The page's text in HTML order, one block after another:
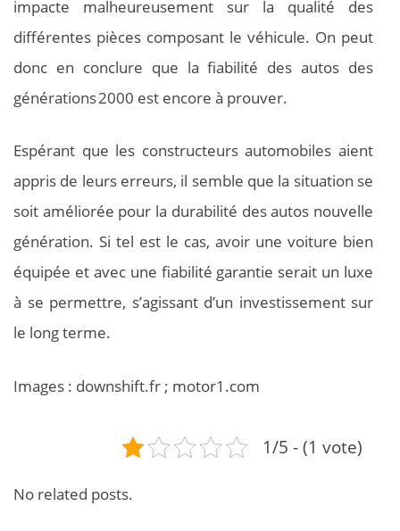
impacte malheureusement sur la qualité des
différentes pièces composant le véhicule. On peut
donc en conclure que la fiabilité des autos des
générations 2000 est encore à prouver.
Espérant que les constructeurs automobiles aient
appris de leurs erreurs, il semble que la situation se
soit améliorée pour la durabilité des autos nouvelle
génération. Si tel est le cas, avoir une voiture bien
équipée et avec une fiabilité garantie serait un luxe
à se permettre, s’agissant d’un investissement sur
le long terme.
Images : downshift.fr ; motor1.com
1/5 - (1 vote)
No related posts.